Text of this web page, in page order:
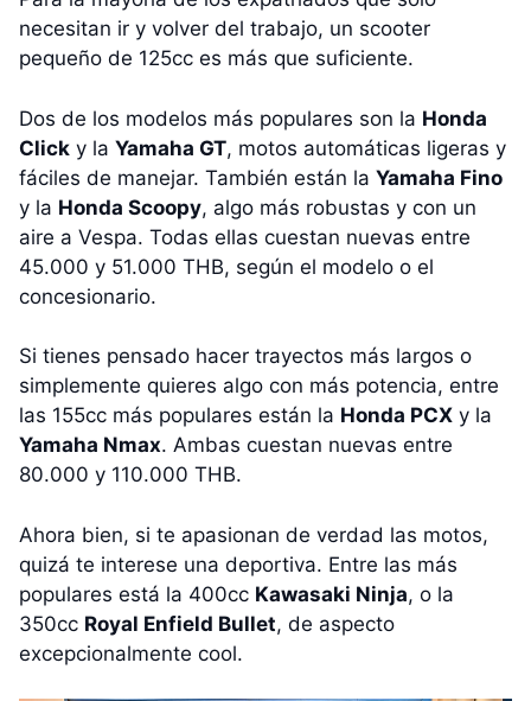
necesitan ir y volver del trabajo, un scooter
pequeño de 125cc es más que suficiente.
Dos de los modelos más populares son la Honda
Click y la Yamaha GT, motos automáticas ligeras y
fáciles de manejar. También están la Yamaha Fino
y la Honda Scoopy, algo más robustas y con un
aire a Vespa. Todas ellas cuestan nuevas entre
45.000 y 51.000 THB, según el modelo o el
concesionario.
Si tienes pensado hacer trayectos más largos o
simplemente quieres algo con más potencia, entre
las 155cc más populares están la Honda PCX y la
Yamaha Nmax. Ambas cuestan nuevas entre
80.000 y 110.000 THB.
Ahora bien, si te apasionan de verdad las motos,
quizá te interese una deportiva. Entre las más
populares está la 400cc Kawasaki Ninja, o la
350cc Royal Enfield Bullet, de aspecto
excepcionalmente cool.